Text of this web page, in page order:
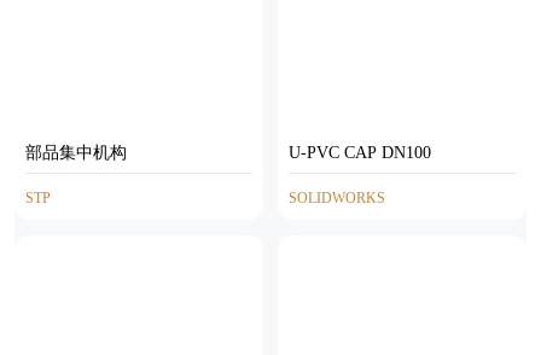
部品集中机构
STP
U-PVC CAP DN100
SOLIDWORKS